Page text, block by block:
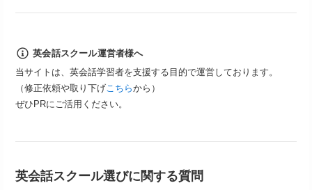
英会話スクール運営者様へ
当サイトは、英会話学習者を支援する目的で運営しております。
（修正依頼や取り下げこちらから）
ぜひPRにご活用ください。
英会話スクール選びに関する質問